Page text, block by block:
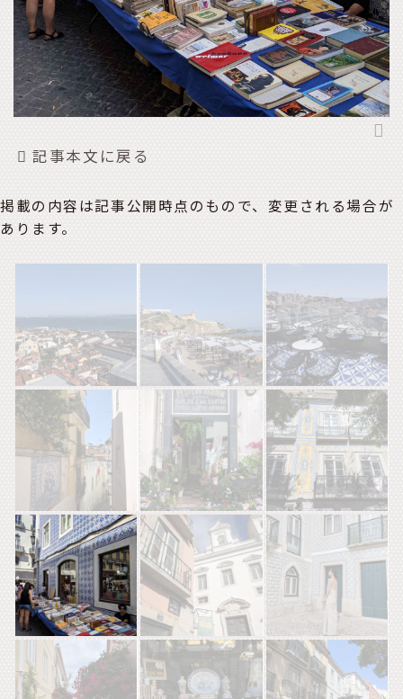
記事本文に戻る
掲載の内容は記事公開時点のもので、変更される場合が
あります。